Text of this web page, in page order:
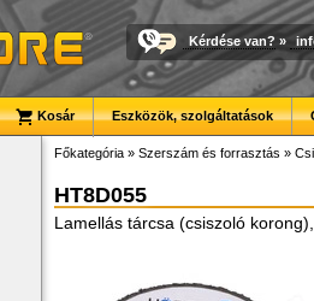
Kérdése van? »
Kosár Eszközök, szolgáltatások
Főkategória » Szerszám és forrasztás »
HT8D055
Lamellás tárcsa (csiszoló